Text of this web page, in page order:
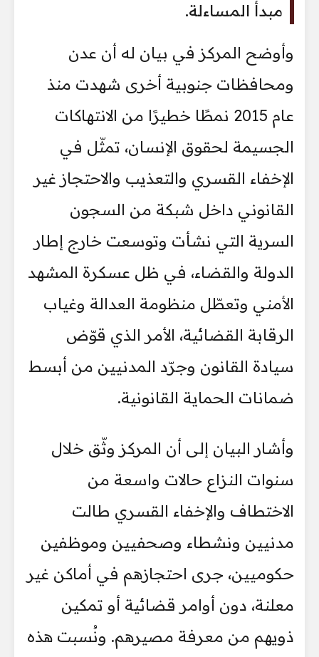
مبدأ المساءلة.
وأوضح المركز في بيان له أن عدن
ومحافظات جنوبية أخرى شهدت منذ
عام 2015 نمطًا خطيرًا من الانتهاكات
الجسيمة لحقوق الإنسان، تمثّل في
الإخفاء القسري والتعذيب والاحتجاز غير
القانوني داخل شبكة من السجون
السرية التي نشأت وتوسعت خارج إطار
الدولة والقضاء، في ظل عسكرة المشهد
الأمني وتعطّل منظومة العدالة وغياب
الرقابة القضائية، الأمر الذي قوّض
سيادة القانون وجرّد المدنيين من أبسط
ضمانات الحماية القانونية.
وأشار البيان إلى أن المركز وثّق خلال
سنوات النزاع حالات واسعة من
الاختطاف والإخفاء القسري طالت
مدنيين ونشطاء وصحفيين وموظفين
حكوميين، جرى احتجازهم في أماكن غير
معلنة، دون أوامر قضائية أو تمكين
ذويهم من معرفة مصيرهم. ونُسبت هذه